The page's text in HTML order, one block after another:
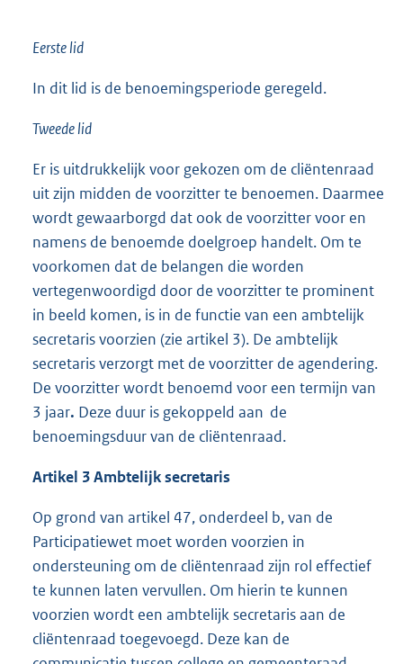
Eerste lid
In dit lid is de benoemingsperiode geregeld.
Tweede lid
Er is uitdrukkelijk voor gekozen om de cliëntenraad
uit zijn midden de voorzitter te benoemen. Daarmee
wordt gewaarborgd dat ook de voorzitter voor en
namens de benoemde doelgroep handelt. Om te
voorkomen dat de belangen die worden
vertegenwoordigd door de voorzitter te prominent
in beeld komen, is in de functie van een ambtelijk
secretaris voorzien (zie artikel 3). De ambtelijk
secretaris verzorgt met de voorzitter de agendering.
De voorzitter wordt benoemd voor een termijn van
3 jaar. Deze duur is gekoppeld aan de
benoemingsduur van de cliëntenraad.
Artikel 3 Ambtelijk secretaris
Op grond van artikel 47, onderdeel b, van de
Participatiewet moet worden voorzien in
ondersteuning om de cliëntenraad zijn rol effectief
te kunnen laten vervullen. Om hierin te kunnen
voorzien wordt een ambtelijk secretaris aan de
cliëntenraad toegevoegd. Deze kan de